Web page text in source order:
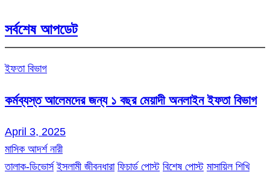
সর্বশেষ আপডেট
ইফতা বিভাগ
কর্মব্যস্ত আলেমদের জন্য ১ বছর মেয়াদী অনলাইন ইফতা বিভাগ
April 3, 2025
মাসিক আদর্শ নারী
তালাক-ডিভোর্স ইসলামী জীবনধারা ফিচার্ড পোস্ট বিশেষ পোস্ট মাসায়িল শিখি